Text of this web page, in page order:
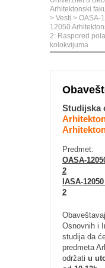
Arhitektonski
> Vesti > OASA-
12050
2: Raspored
kolokvijuma
Studijska
Predmet:
OASA-
2
IASA-
2
Osnovnih i
studija da
predmeta
održati u